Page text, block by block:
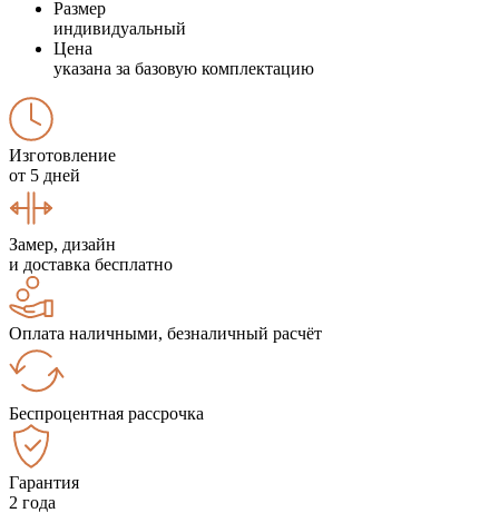
Размер
индивидуальный
Цена
указана за базовую комплектацию
Изготовление
от 5 дней
Замер, дизайн
и доставка бесплатно
Оплата наличными, безналичный расчёт
Беспроцентная рассрочка
Гарантия
2 года